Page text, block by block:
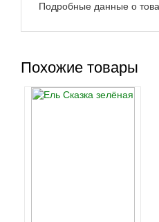
Подробные данные о
Похожие товары